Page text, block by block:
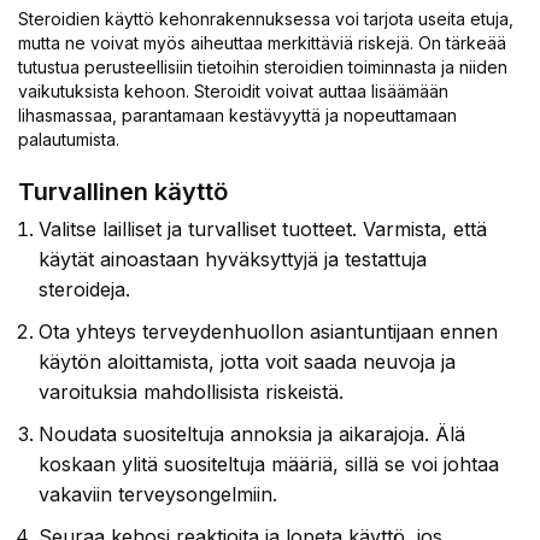
Steroidien käyttö kehonrakennuksessa voi tarjota useita etuja,
mutta ne voivat myös aiheuttaa merkittäviä riskejä. On tärkeää
tutustua perusteellisiin tietoihin steroidien toiminnasta ja niiden
vaikutuksista kehoon. Steroidit voivat auttaa lisäämään
lihasmassaa, parantamaan kestävyyttä ja nopeuttamaan
palautumista.
Turvallinen käyttö
Valitse lailliset ja turvalliset tuotteet. Varmista, että
käytät ainoastaan hyväksyttyjä ja testattuja
steroideja.
Ota yhteys terveydenhuollon asiantuntijaan ennen
käytön aloittamista, jotta voit saada neuvoja ja
varoituksia mahdollisista riskeistä.
Noudata suositeltuja annoksia ja aikarajoja. Älä
koskaan ylitä suositeltuja määriä, sillä se voi johtaa
vakaviin terveysongelmiin.